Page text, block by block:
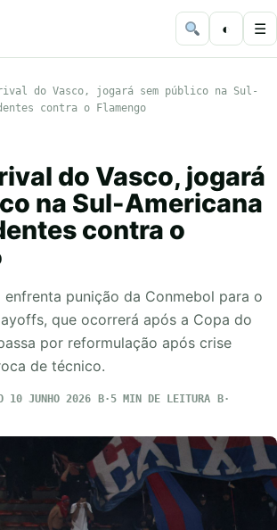
◐ ☰
do Vasco, jogará sem público na Sul-
contra o Flamengo
do Vasco, jogará
na Sul-Americana
contra o
punição da Conmebol para o
que ocorrerá após a Copa do
por reformulação após crise
de técnico.
10 JUNHO 2026
5 MIN DE LEITURA